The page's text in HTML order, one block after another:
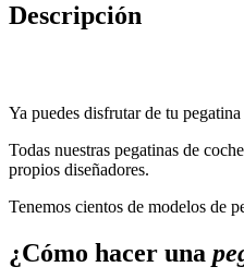
Descripción
Ya puedes disfrutar de tu
Todas nuestras pegatinas de
propios diseñadores.
Tenemos cientos de modelos de
¿Cómo hacer una